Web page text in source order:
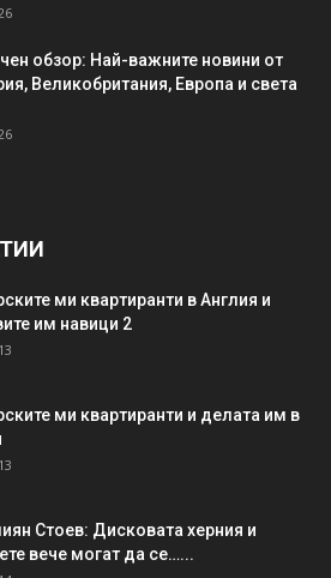
обзор: Най-важните новини от
Великобритания, Европа и света
ми квартиранти в Англия и
им навици 2
ми квартиранти и делата им в
Стоев: Дисковата херния и
вече могат да се…...